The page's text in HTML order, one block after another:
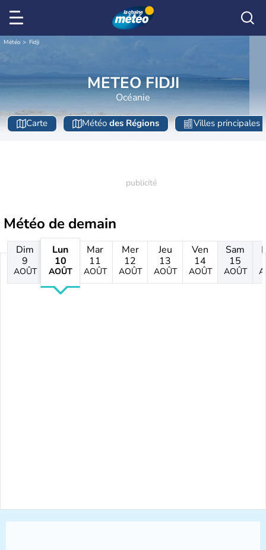
Météo Fidji
METEO FIDJI
Océanie
Carte Météo des Régions Villes principales
Météo de demain
Dim
9
AOÛT
Lun
10
AOÛT
Mar
11
AOÛT
Mer
12
AOÛT
Jeu
13
AOÛT
Ven
14
AOÛT
Sam
15
AOÛT